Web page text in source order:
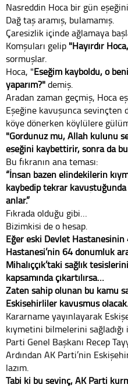
Nasreddin Hoca bir gün
Dağ taş aramış, bulamamış.
Çaresizlik içinde ağlamaya
Komşuları gelip "Hayırdır
sormuşlar.
Hoca, "Eşeğim kayboldu, o
yaparım?"demiş.
Aradan zaman geçmiş, Hoca
Eşeğine kavuşunca sevinçten
köye dönerken köylülere
"Gördünüz mü, Allah kulunu
eşeğini kaybettirir, sonra da
Bu fıkranın ana teması:
“İnsan bazen elindekilerin
kaybedip tekrar
anlar.”
Fıkrada olduğu gibi…
Bizimkisi de o hesap.
Eğer eski Devlet
Hastanesi’nin 64 dönümlük
Mihalıççık’taki sağlık
kapsamında çıkartılırsa…
Zaten sahip olunan bu kamu
Eskişehirliler kavuşmuş olacak.
Kararname yayınlayarak
kıymetini bilmelerini
Parti Genel Başkanı Recep
Ardından AK Parti’nin
lazım.
Tabi ki bu sevinç, AK Parti